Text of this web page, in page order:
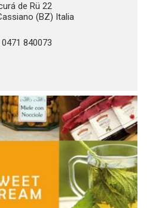
de Rü 22
(BZ) Italia
840073